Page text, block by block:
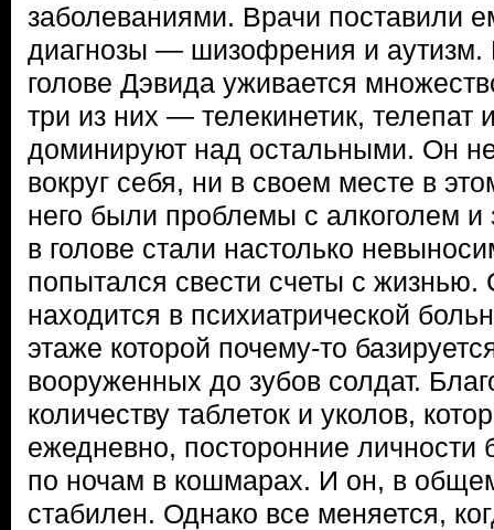
заболеваниями. Врачи поставили
диагнозы — шизофрения и аутизм.
голове Дэвида уживается
три из них — телекинетик, телепат
доминируют над остальными. Он
вокруг себя, ни в своем месте в
него были проблемы с алкоголем и
в голове стали настолько
попытался свести счеты с жизнью.
находится в психиатрической
этаже которой почему-то
вооруженных до зубов солдат.
количеству таблеток и уколов,
ежедневно, посторонние личности
по ночам в кошмарах. И он, в
стабилен. Однако все меняется,